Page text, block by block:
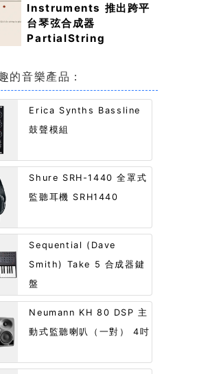
Instruments 推出跨平
台琴弦合成器
PartialString
的音樂產品：
Erica Synths Bassline
鼓聲模組
Shure SRH-1440 全罩式
監聽耳機 SRH1440
Sequential (Dave
Smith) Take 5 合成器鍵
盤
Neumann KH 80 DSP 主
動式監聽喇叭（一對） 4吋